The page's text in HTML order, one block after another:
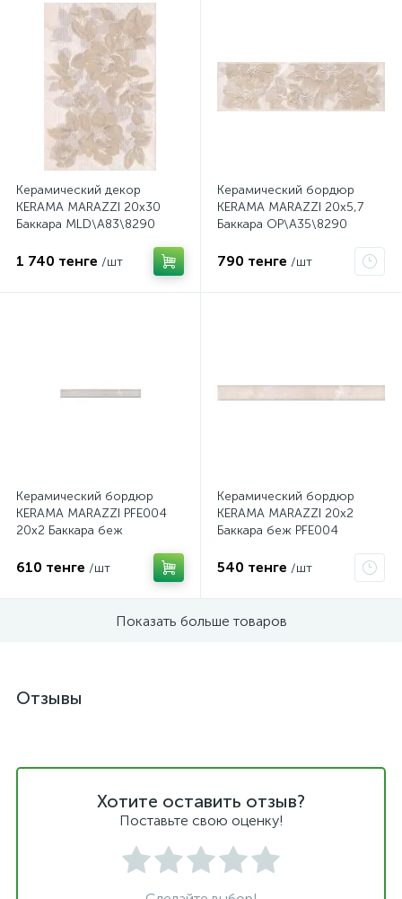
Керамический декор
KERAMA MARAZZI 20х30
Баккара MLD\A83\8290
1 740 тенге /шт
Керамический бордюр
KERAMA MARAZZI 20х5,7
Баккара OP\A35\8290
790 тенге /шт
Керамический бордюр
KERAMA MARAZZI PFE004
20х2 Баккара беж
610 тенге /шт
Керамический бордюр
KERAMA MARAZZI 20х2
Баккара беж PFE004
540 тенге /шт
Показать больше товаров
Отзывы
Хотите оставить отзыв?
Поставьте свою оценку!